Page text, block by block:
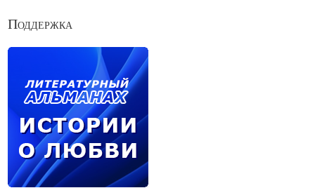
Поддержка